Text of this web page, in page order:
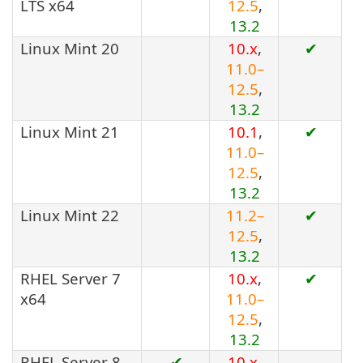
LTS x64 12.5,
13.2
Linux Mint 20
10.x,
11.0–
12.5,
13.2
✔
Linux Mint 21 10.1 ,
11.0–
12.5,
13.2
✔
Linux Mint 22
11.2–
12.5,
13.2
✔
RHEL Server 7
x64
10.x,
11.0–
12.5,
13.2
✔